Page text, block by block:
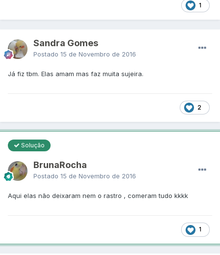
1
Sandra Gomes
Postado 15 de Novembro de 2016
Já fiz tbm. Elas amam mas faz muita sujeira.
2
Solução
BrunaRocha
Postado 15 de Novembro de 2016
Aqui elas não deixaram nem o rastro , comeram tudo kkkk
1